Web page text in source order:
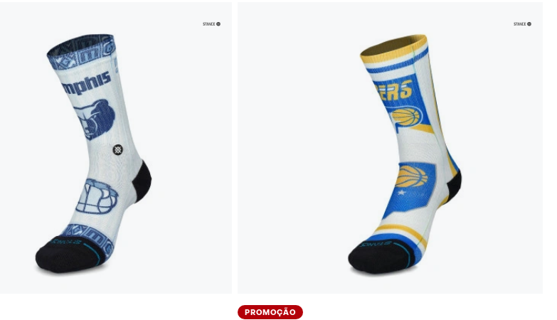
PROMOÇÃO